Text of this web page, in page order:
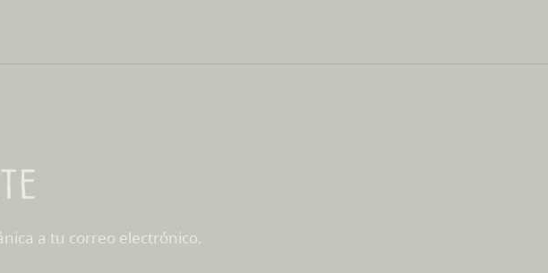
a tu correo electrónico.